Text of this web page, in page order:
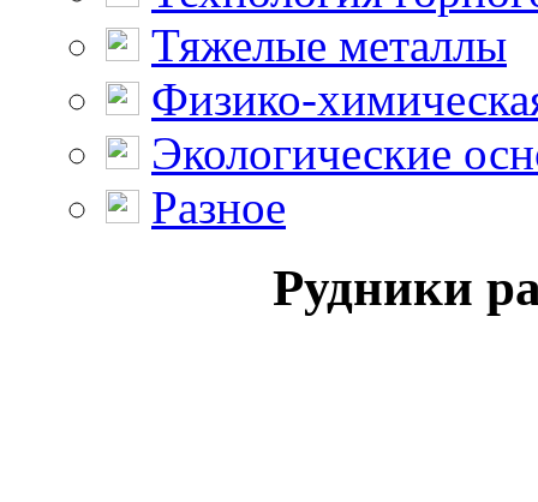
Тяжелые металлы
Физико-
Экологические
Разное
Рудники